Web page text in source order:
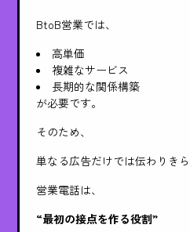
BtoB営業では、
高単価
複雑なサービス
長期的な関係構築
が必要です。
そのため、
単なる広告だけでは伝わりき
営業電話は、
“最初の接点を作る役割”